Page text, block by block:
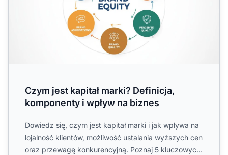
Czym jest kapitał marki? Definicja,
komponenty i wpływ na biznes
Dowiedz się, czym jest kapitał marki i jak wpływa na
lojalność klientów, możliwość ustalania wyższych cen
oraz przewagę konkurencyjną. Poznaj 5 kluczowych